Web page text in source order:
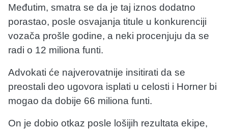
Međutim, smatra se da je taj iznos dodatno
porastao, posle osvajanja titule u konkurenciji
vozača prošle godine, a neki procenjuju da se
radi o 12 miliona funti.
Advokati će najverovatnije insitirati da se
preostali deo ugovora isplati u celosti i Horner bi
mogao da dobije 66 miliona funti.
On je dobio otkaz posle lošijih rezultata ekipe,